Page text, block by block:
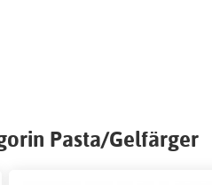
Pasta/Gelfärger